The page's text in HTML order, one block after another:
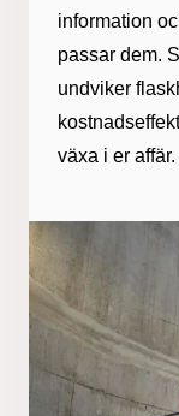
information
passar dem.
undviker
växa i er affär.